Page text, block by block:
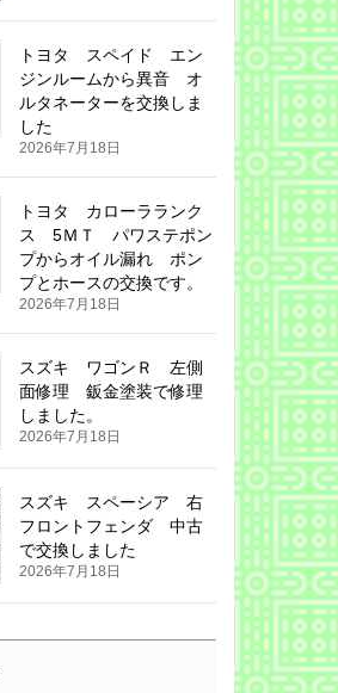
トヨタ スペイド エン
ジンルームから異音 オ
ルタネーターを交換しま
した
2026年7月18日
トヨタ カローラランク
ス 5ＭＴ パワステポン
プからオイル漏れ ポン
プとホースの交換です。
2026年7月18日
スズキ ワゴンＲ 左側
面修理 鈑金塗装で修理
しました。
2026年7月18日
スズキ スペーシア 右
フロントフェンダ 中古
で交換しました
2026年7月18日